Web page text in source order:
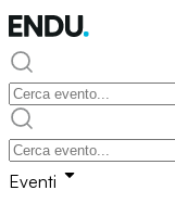
Eventi